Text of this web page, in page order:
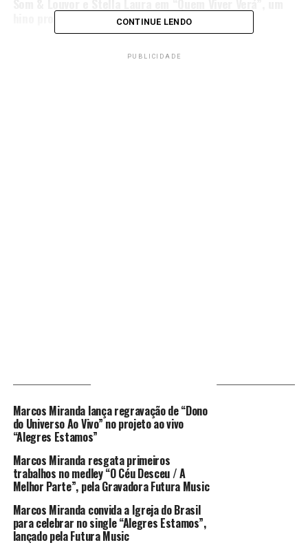
hino profético de vitóriaCONTINUE LENDO
PUBLICIDADE
Marcos Miranda lança regravação de “Dono
do Universo Ao Vivo” no projeto ao vivo
“Alegres Estamos”
Marcos Miranda resgata primeiros
trabalhos no medley “O Céu Desceu / A
Melhor Parte”, pela Gravadora Futura Music
Marcos Miranda convida a Igreja do Brasil
para celebrar no single “Alegres Estamos”,
lançado pela Futura Music